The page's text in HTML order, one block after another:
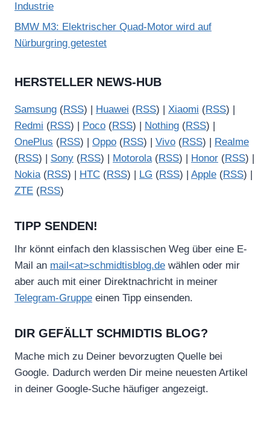
Industrie
BMW M3: Elektrischer Quad-Motor wird auf
Nürburgring getestet
HERSTELLER NEWS-HUB
Samsung (RSS) | Huawei (RSS) | Xiaomi (RSS) |
Redmi (RSS) | Poco (RSS) | Nothing (RSS) |
OnePlus (RSS) | Oppo (RSS) | Vivo (RSS) |
Realme
(RSS) | Sony (RSS) | Motorola(RSS) | Honor (RSS) |
Nokia(RSS) | HTC (RSS) | LG (RSS) | Apple (RSS) |
ZTE (RSS)
TIPP SENDEN!
Ihr könnt einfach den klassischen Weg über eine E-
Mail an mail<at>schmidtisblog.de wählen oder mir
aber auch mit einer Direktnachricht in meiner
Telegram-Gruppe einen Tipp einsenden.
DIR GEFÄLLT SCHMIDTIS BLOG?
Mache mich zu Deiner bevorzugten Quelle bei
Google. Dadurch werden Dir meine neuesten Artikel
in deiner Google-Suche häufiger angezeigt.